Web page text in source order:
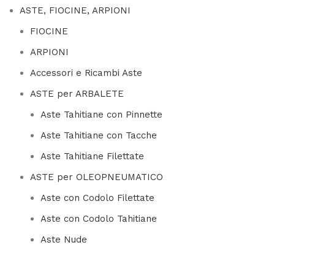
ASTE, FIOCINE, ARPIONI
FIOCINE
ARPIONI
Accessori e Ricambi Aste
ASTE per ARBALETE
Aste Tahitiane con Pinnette
Aste Tahitiane con Tacche
Aste Tahitiane Filettate
ASTE per OLEOPNEUMATICO
Aste con Codolo Filettate
Aste con Codolo Tahitiane
Aste Nude